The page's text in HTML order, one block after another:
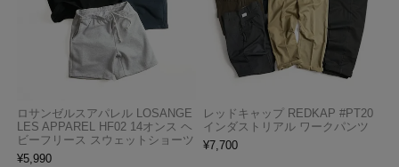
ロサンゼルスアパレル LOSANGE
LES APPAREL HF02 14オンス ヘ
ビーフリース スウェットショーツ
¥5,990
レッドキャップ REDKAP #PT20
インダストリアル ワークパンツ
¥7,700